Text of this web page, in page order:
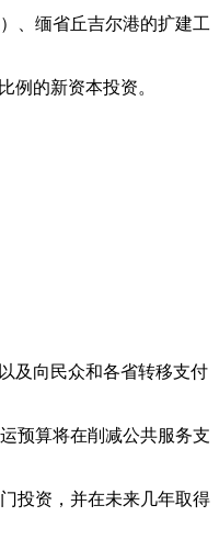
、缅省丘吉尔港的扩建工
例的新资本投资。
及向民众和各省转移支付
预算将在削减公共服务支
投资，并在未来几年取得